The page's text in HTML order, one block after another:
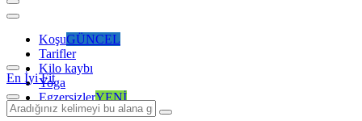
KoşuGÜNCEL
Tarifler
Kilo kaybı
Yoga
EgzersizlerYENİ
En İyi Fit